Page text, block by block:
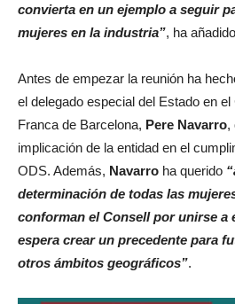
convierta en un ejemplo a seguir
mujeres en la industria”, ha añadido
Antes de empezar la reunión ha
el delegado especial del Estado en
Franca de Barcelona, Pere Navarro,
implicación de la entidad en el
ODS. Además, Navarro ha querido
determinación de todas las
conforman el Consell por unirse a
espera crear un precedente para
otros ámbitos geográficos”.